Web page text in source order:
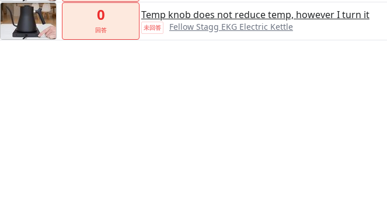
0
回答
Temp knob does not reduce temp, however I turn it
未回答 Fellow Stagg EKG Electric Kettle